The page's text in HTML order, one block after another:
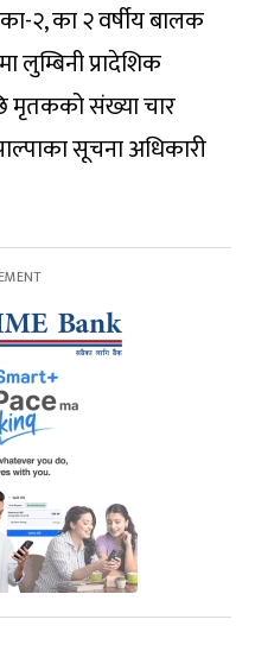
२, का २ वर्षीय बालक
लुम्बिनी प्रादेशिक
मृतकको संख्या चार
सूचना अधिकारी